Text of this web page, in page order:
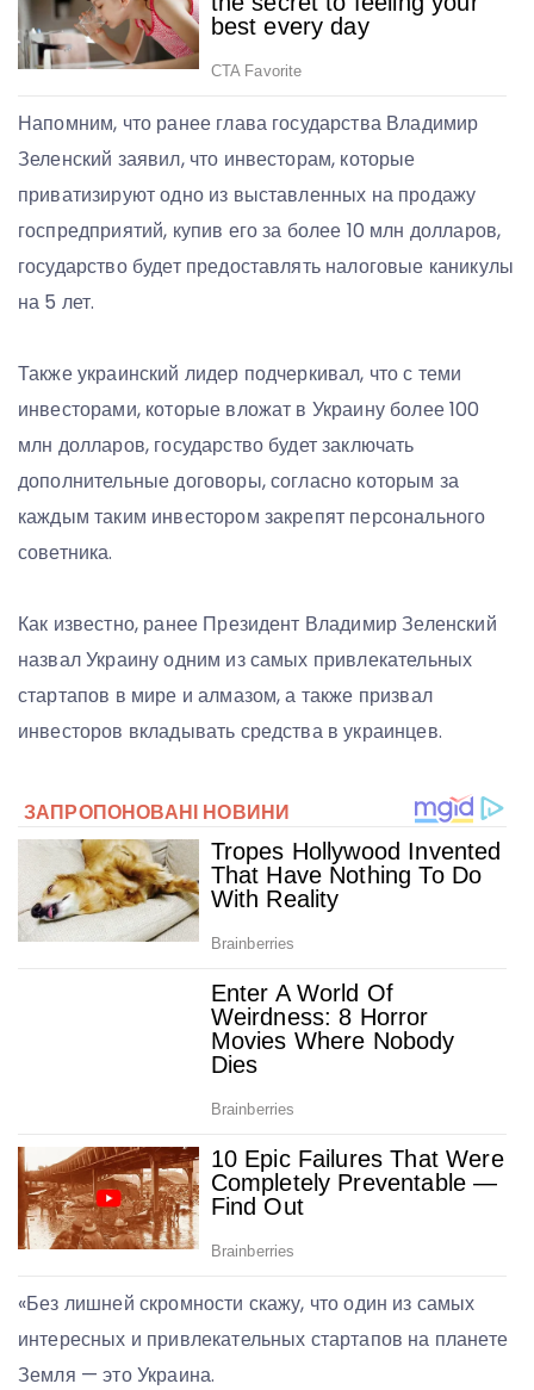
Напомним, что ранее глава государства Владимир
Зеленский заявил, что инвесторам, которые
приватизируют одно из выставленных на продажу
госпредприятий, купив его за более 10 млн долларов,
государство будет предоставлять налоговые каникулы
на 5 лет.
Также украинский лидер подчеркивал, что с теми
инвесторами, которые вложат в Украину более 100
млн долларов, государство будет заключать
дополнительные договоры, согласно которым за
каждым таким инвестором закрепят персонального
советника.
Как известно, ранее Президент Владимир Зеленский
назвал Украину одним из самых привлекательных
стартапов в мире и алмазом, а также призвал
инвесторов вкладывать средства в украинцев.
«Без лишней скромности скажу, что один из самых
интересных и привлекательных стартапов на планете
Земля — ​​это Украина.